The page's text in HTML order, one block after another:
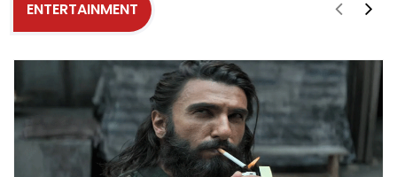
ENTERTAINMENT